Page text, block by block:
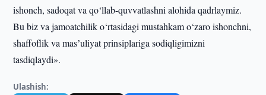
ishonch, sadoqat va qo‘llab-quvvatlashni alohida qadrlaymiz.
Bu biz va jamoatchilik o‘rtasidagi mustahkam o‘zaro ishonchni,
shaffoflik va masʼuliyat prinsiplariga sodiqligimizni
tasdiqlaydi».
Ulashish: